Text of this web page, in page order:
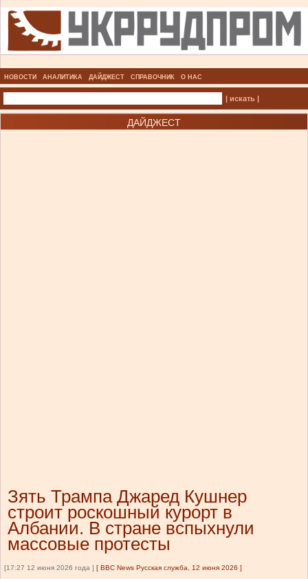
НОВОСТИ АНАЛИТИКА ДАЙДЖЕСТ СПРАВОЧНИК О НАС
| искать |
ДАЙДЖЕСТ
Зять Трампа Джаред Кушнер
строит роскошный курорт в
Албании. В стране вспыхнули
массовые протесты
[17:27 12 июня 2026 года ] [ BBC News Русская служба, 12 июня 2026 ]